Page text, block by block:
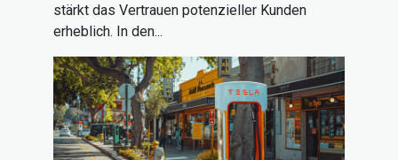
stärkt das Vertrauen potenzieller Kunden
erheblich. In den...